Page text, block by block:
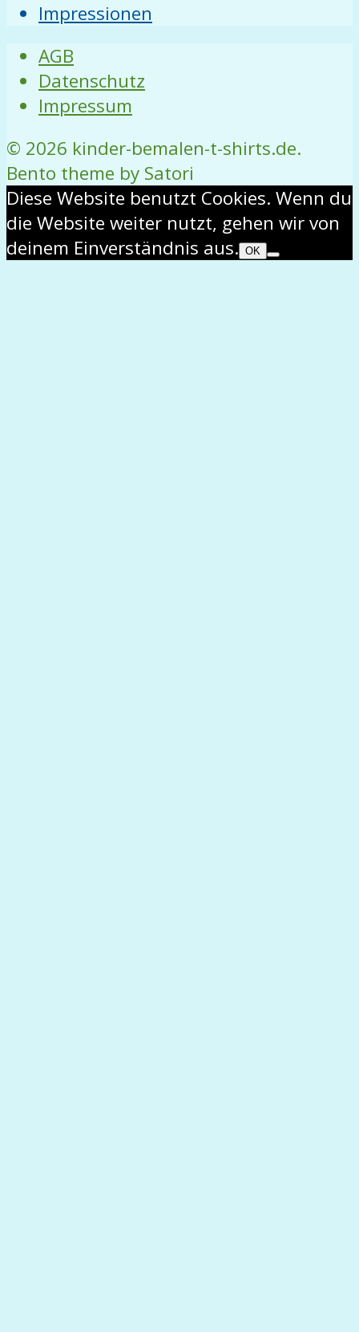
Impressionen
AGB
Datenschutz
Impressum
© 2026 kinder-bemalen-t-shirts.de.
Bento theme by Satori
Diese Website benutzt Cookies. Wenn du
die Website weiter nutzt, gehen wir von
deinem Einverständnis aus. OK